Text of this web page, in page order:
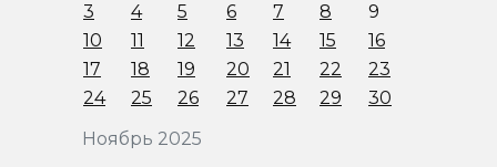
Ноябрь 2025
3
4 5 6 7 8
9
10
11 12 13 14 15
16
17
18 19 20 21 22
23
24
25 26 27 28 29 30